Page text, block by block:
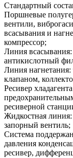
Стандартный
Поршневые
вентили,
всасывания и
компрессор;
Линия
антикислотный
Линия нагнетания:
клапаном,
Ресивер
ресиверной
Жидкостная линия:
запорный вентиль;
Система
давления
ресивер,